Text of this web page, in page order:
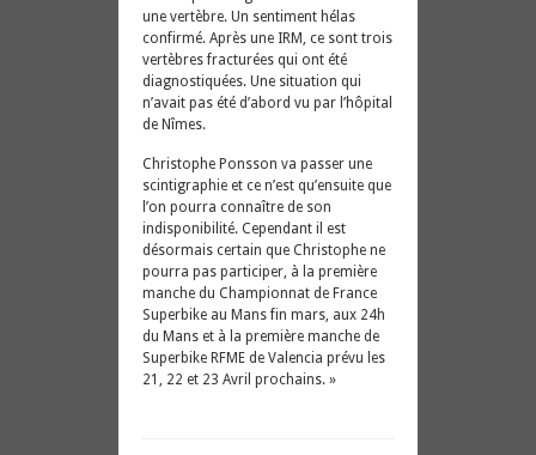
une vertèbre. Un sentiment hélas
confirmé. Après une IRM, ce sont trois
vertèbres fracturées qui ont été
diagnostiquées. Une situation qui
n’avait pas été d’abord vu par l’hôpital
de Nîmes.
Christophe Ponsson va passer une
scintigraphie et ce n’est qu’ensuite que
l’on pourra connaître de son
indisponibilité. Cependant il est
désormais certain que Christophe ne
pourra pas participer, à la première
manche du Championnat de France
Superbike au Mans fin mars, aux 24h
du Mans et à la première manche de
Superbike RFME de Valencia prévu les
21, 22 et 23 Avril prochains. »